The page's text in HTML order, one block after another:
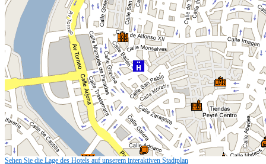
Sehen Sie die Lage des Hotels auf unserem interaktiven Stadtplan